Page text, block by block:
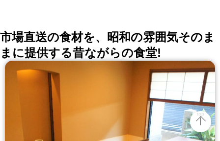
市場直送の食材を、昭和の雰囲気そのま
まに提供する昔ながらの食堂!
top